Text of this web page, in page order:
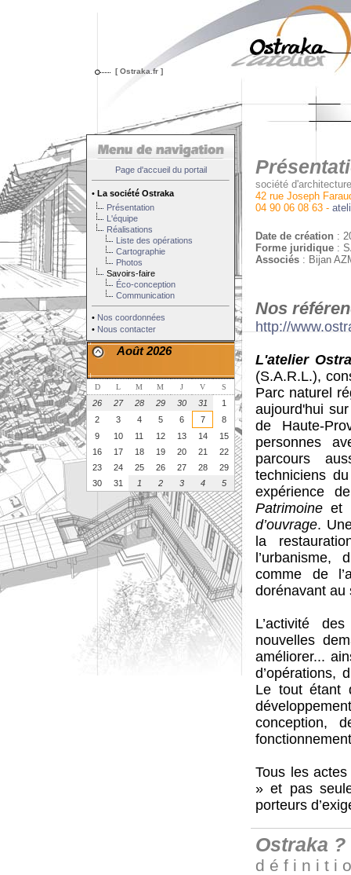
[ Ostraka.fr ]
Page d'accueil du portail
• La société Ostraka
Présentation
L'équipe
Réalisations
Liste des opérations
Cartographie
Photos
Savoirs-faire
Éco-conception
Communication
• Nos coordonnées
• Nous contacter
Août 2026
D L M M J V S
26 27 28 29 30 31
1
2
3 4 5 6 7
8
9
10 11 12 13 14
15
16
17 18 19 20 21
22
23
24 25 26 27 28
29
30
31 1 2 3 4 5
société
42 rue Joseph
04 90 06 08 63 -
Date de création :
Forme juridique :
Associés : Bijan
Nos
http://
L'atelier
(S.A.R.L.),
Parc naturel
aujourd'hui
de Haute-
personnes
parcours
techniciens
expérience
Patrimoine et
d’ouvrage.
la
comme de
dorénavant au
L’activité
nouvelles
améliorer...
d’opérations,
Le tout étant
conception,
Tous les
» et pas
porteurs
Ostraka ?
d é f i n i t i